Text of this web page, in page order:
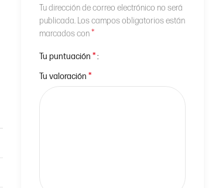
Tu dirección de correo electrónico no será
publicada. Los campos obligatorios están
marcados con*
Tu puntuación *
Tu valoración *